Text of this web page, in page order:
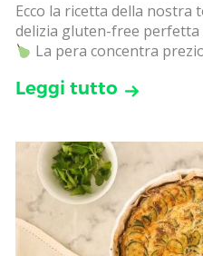
Ecco la ricetta della nostra
delizia gluten-free perfetta
La pera concentra
Leggi tutto